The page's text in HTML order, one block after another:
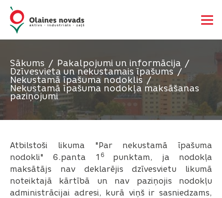
Sākums Pakalpojumi un informācija
Dzīvesvieta un nekustamais īpašums
Nekustamā īpašuma nodoklis
Nekustamā īpašuma nodokļa maksāšanas
paziņojumi
Atbilstoši likuma "Par nekustamā īpašuma
nodokli" 6.panta 1 6 punktam, ja nodokļa
maksātājs nav deklarējis dzīvesvietu likumā
noteiktajā kārtībā un nav paziņojis nodokļu
administrācijai adresi, kurā viņš ir sasniedzams,